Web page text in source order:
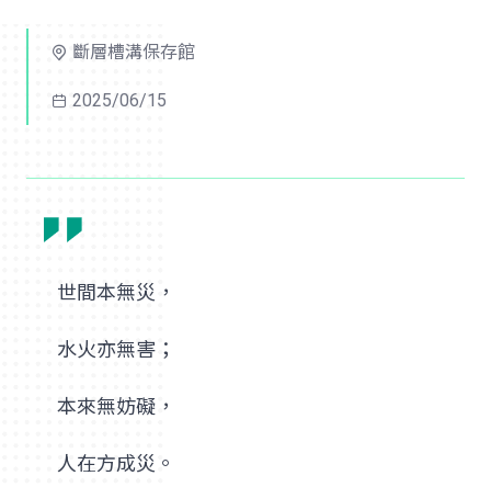
斷層槽溝保存館
2025/06/15
世間本無災，
水火亦無害；
本來無妨礙，
人在方成災。